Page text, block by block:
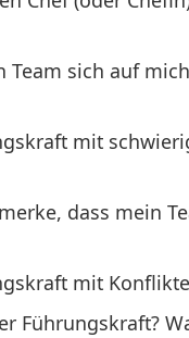
Team sich auf
mit
dass mein
mit
Führungskraft?